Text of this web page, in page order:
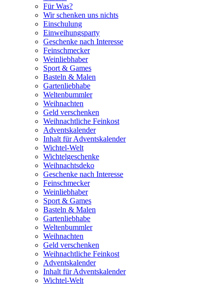
Für Was?
Wir schenken uns nichts
Einschulung
Einweihungsparty
Geschenke nach Interesse
Feinschmecker
Weinliebhaber
Sport & Games
Basteln & Malen
Gartenliebhabe
Weltenbummler
Weihnachten
Geld verschenken
Weihnachtliche Feinkost
Adventskalender
Inhalt für Adventskalender
Wichtel-Welt
Wichtelgeschenke
Weihnachtsdeko
Geschenke nach Interesse
Feinschmecker
Weinliebhaber
Sport & Games
Basteln & Malen
Gartenliebhabe
Weltenbummler
Weihnachten
Geld verschenken
Weihnachtliche Feinkost
Adventskalender
Inhalt für Adventskalender
Wichtel-Welt